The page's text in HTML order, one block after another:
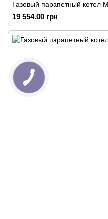
Газовый парапетный котел
19 554.00 грн